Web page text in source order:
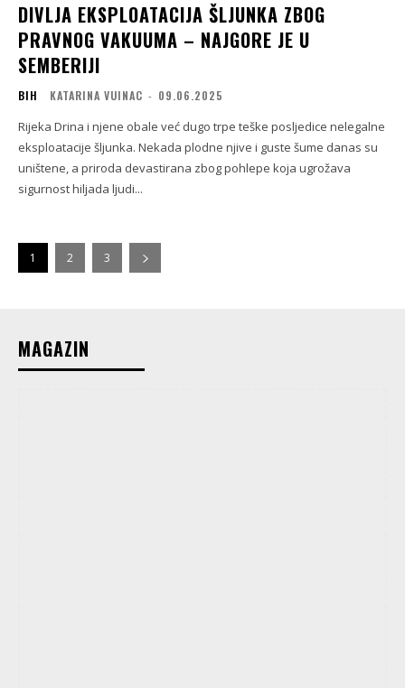
DIVLJA EKSPLOATACIJA ŠLJUNKA ZBOG
PRAVNOG VAKUUMA – NAJGORE JE U
SEMBERIJI
BIH KATARINA VUINAC - 09.06.2025
Rijeka Drina i njene obale već dugo trpe teške posljedice nelegalne
eksploatacije šljunka. Nekada plodne njive i guste šume danas su
uništene, a priroda devastirana zbog pohlepe koja ugrožava
sigurnost hiljada ljudi...
1 2 3
MAGAZIN